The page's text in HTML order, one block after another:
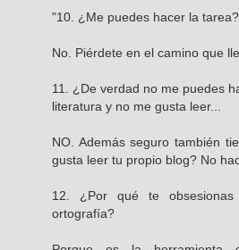
"10. ¿Me puedes hacer la tarea?
No. Piérdete en el camino que
11. ¿De verdad no me puedes
literatura y no me gusta leer...
NO. Además seguro también
gusta leer tu propio blog? No
12. ¿Por qué te
ortografía?